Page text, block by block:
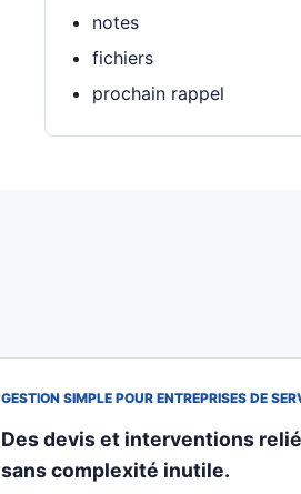
notes
fichiers
prochain rappel
GESTION SIMPLE POUR ENTREPRISES DE
Des devis et interventions
sans complexité inutile.